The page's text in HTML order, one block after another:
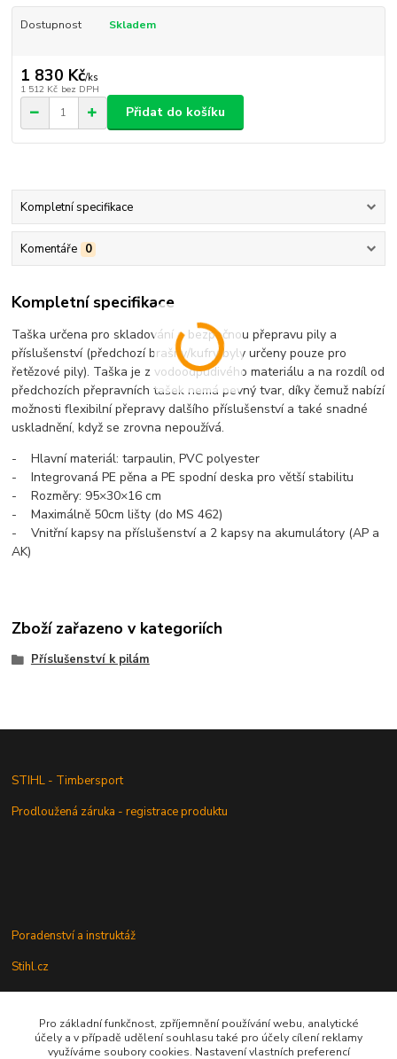
Dostupnost Skladem
1 830 Kč/ks
1 512 Kč bez DPH
Přidat do košíku
Kompletní specifikace
Komentáře 0
Kompletní specifikace
Taška určena pro skladování a bezpečnou přepravu pily a
příslušenství (předchozí brašny/kufry byly určeny pouze pro
řetězové pily). Taška je z vodoodpudivého materiálu a na rozdíl od
předchozích přepravních tašek nemá pevný tvar, díky čemuž nabízí
možnosti flexibilní přepravy dalšího příslušenství a také snadné
uskladnění, když se zrovna nepoužívá.
- Hlavní materiál: tarpaulin, PVC polyester
- Integrovaná PE pěna a PE spodní deska pro větší stabilitu
- Rozměry: 95×30×16 cm
- Maximálně 50cm lišty (do MS 462)
- Vnitřní kapsy na příslušenství a 2 kapsy na akumulátory (AP a
AK)
Zboží zařazeno v kategoriích
Příslušenství k pilám
STIHL - Timbersport
Prodloužená záruka - registrace produktu
Poradenství a instruktáž
Stihl.cz
Údržba a servis
Pro základní funkčnost, zpříjemnění používání webu, analytické
účely a v případě udělení souhlasu také pro účely cílení reklamy
využíváme soubory cookies. Nastavení vlastních preferencí